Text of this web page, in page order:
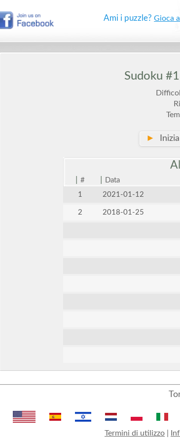
Ami i puzzle?Gioca
Sudoku
►
# Data
1
2021-01-12
2 2018-01-25
Termini di utilizzo|